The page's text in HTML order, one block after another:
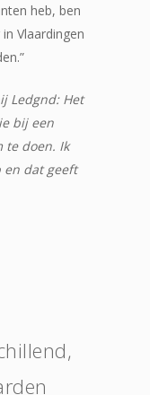
heb, ben
Vlaardingen
Ledgnd: Het
bij een
te doen. Ik
en dat geeft